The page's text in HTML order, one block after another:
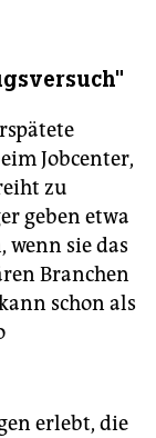
Jobcenter,
zu
geben etwa
sie das
Branchen
schon als
erlebt, die